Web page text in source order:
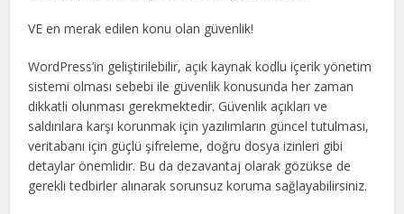
VE en merak edilen konu olan güvenlik!
WordPress’in geliştirilebilir, açık kaynak kodlu içerik yönetim
sistemi olması sebebi ile güvenlik konusunda her zaman
dikkatli olunması gerekmektedir. Güvenlik açıkları ve
saldırılara karşı korunmak için yazılımların güncel tutulması,
veritabanı için güçlü şifreleme, doğru dosya izinleri gibi
detaylar önemlidir. Bu da dezavantaj olarak gözükse de
gerekli tedbirler alınarak sorunsuz koruma sağlayabilirsiniz.